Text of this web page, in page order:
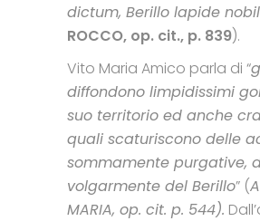
dictum, Berillo lapide
ROCCO, op. cit., p. 839).
Vito Maria Amico parla di “
diffondono limpidissimi
suo territorio ed anche
quali scaturiscono delle
sommamente purgative,
volgarmente del Berillo” (
MARIA, op. cit. p. 544).